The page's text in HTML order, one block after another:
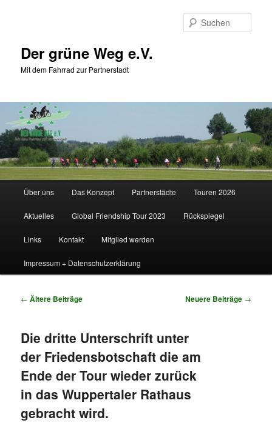
Der grüne Weg e.V.
Mit dem Fahrrad zur Partnerstadt
HauptmenüÜber uns Das Konzept Partnerstädte Touren 2026
Aktuelles Global Friendship Tour 2023 Rückspiegel
Links Kontakt Mitglied werden
Impressum + Datenschutzerklärung
Beitragsnavigation
← Ältere Beiträge Neuere Beiträge →
Die dritte Unterschrift unter
der Friedensbotschaft die am
Ende der Tour wieder zurück
in das Wuppertaler Rathaus
gebracht wird.